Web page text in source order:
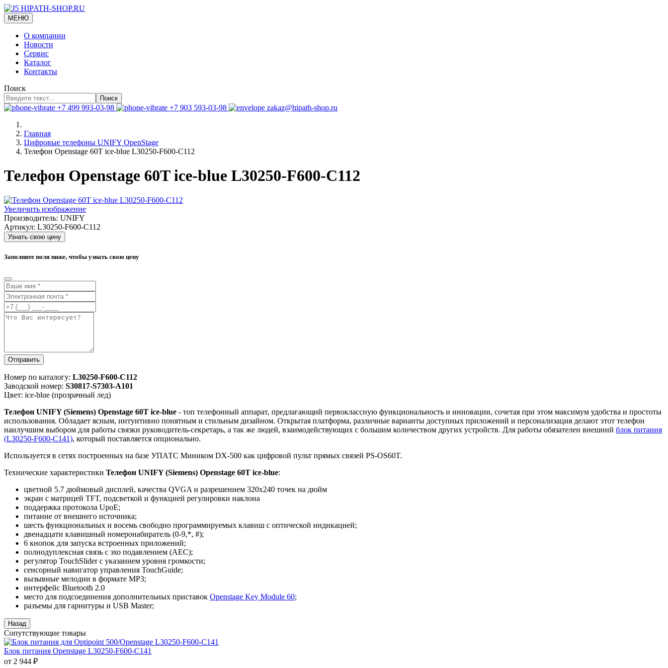
МЕНЮ
О компании
Новости
Сервис
Каталог
Контакты
Поиск
Поиск
+7 499 993-03-98 +7 903 593-03-98 zakaz@hipath-shop.ru
Главная
Цифровые телефоны UNIFY OpenStage
Телефон Openstage 60T ice-blue L30250-F600-C112
Телефон Openstage 60T ice-blue L30250-F600-C112
Увеличить изображение
Производитель: UNIFY
Артикул: L30250-F600-C112
Узнать свою цену
Заполните поля ниже, чтобы узнать свою цену
Отправить
Номер по каталогу: L30250-F600-C112
Заводской номер: S30817-S7303-A101
Цвет: ice-blue (прозрачный лед)
Телефон UNIFY (Siemens) Openstage 60T ice-blue - топ телефонный аппарат, предлагающий первоклассную функциональность и инновации, сочетая при этом максимум удобства и простоты
использования. Обладает ясным, интуитивно понятным и стильным дизайном. Открытая платформа, различные варианты доступных приложений и персонализация делают этот телефон
наилучшим выбором для работы связки руководитель-секретарь, а так же людей, взаимодействующих с большим количеством других устройств. Для работы обязателен внешний блок питания
(L30250-F600-C141), который поставляется опционально.
Используется в сетях построенных на базе УПАТС Миником DX-500 как цифровой пульт прямых связей PS-OS60T.
Технические характеристики Телефон UNIFY (Siemens) Openstage 60T ice-blue:
цветной 5.7 дюймовый дисплей, качества QVGA и разрешением 320x240 точек на дюйм
экран с матрицей TFT, подсветкой и функцией регулировки наклона
поддержка протокола UpoE;
питание от внешнего источника;
шесть функциональных и восемь свободно программируемых клавиш с оптической индикацией;
двенадцати клавишный номеронабиратель (0-9,*, #);
6 кнопок для запуска встроенных приложений;
полнодуплексная связь с эхо подавлением (AEC);
регулятор TouchSlider с указанием уровня громкости;
сенсорный навигатор управления TouchGuide;
вызывные мелодии в формате MP3;
интерфейс Bluetooth 2.0
место для подсоединения дополнительных приставок Openstage Key Module 60;
разъемы для гарнитуры и USB Master;
Сопутствующие товары
Блок питания Openstage L30250-F600-C141
от 2 944 ₽